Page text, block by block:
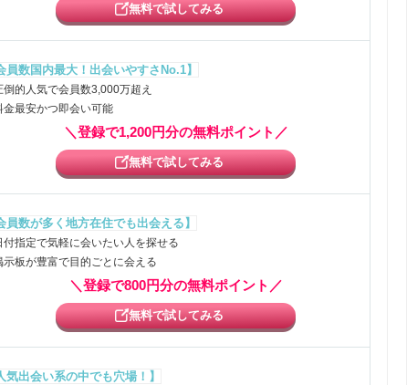
無料で試してみる
員数国内最大！出会いやすさNo.1】
倒的人気で会員数3,000万超え
金最安かつ即会い可能
＼登録で1,200円分の無料ポイント／
無料で試してみる
員数が多く地方在住でも出会える】
付指定で気軽に会いたい人を探せる
示板が豊富で目的ごとに会える
＼登録で800円分の無料ポイント／
無料で試してみる
気出会い系の中でも穴場！】